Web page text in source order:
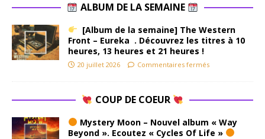
ALBUM DE LA SEMAINE
[Album de la semaine] The Western
Front – Eureka . Découvrez les titres à 10
heures, 13 heures et 21 heures !
20 juillet 2026 Commentaires fermés
COUP DE COEUR
Mystery Moon – Nouvel album « Way
Beyond ». Ecoutez « Cycles Of Life »